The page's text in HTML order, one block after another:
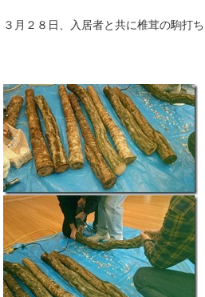
３月２８日、入居者と共に椎茸の駒打ち